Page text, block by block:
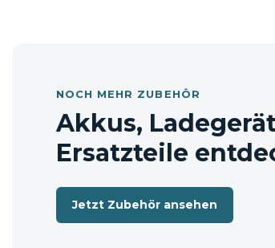
NOCH MEHR ZUBEHÖR
Akkus,
Ersatzteile
Jetzt Zubehör ansehen